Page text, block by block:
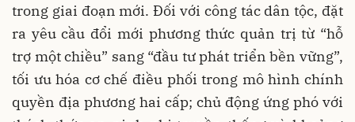
trong giai đoạn mới. Đối với công tác dân tộc, đặt
ra yêu cầu đổi mới phương thức quản trị từ “hỗ
trợ một chiều” sang “đầu tư phát triển bền vững”,
tối ưu hóa cơ chế điều phối trong mô hình chính
quyền địa phương hai cấp; chủ động ứng phó với